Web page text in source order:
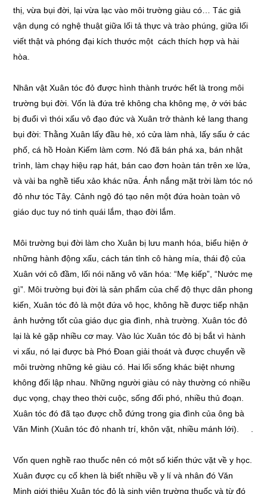
thị, vừa bụi đời, lại vừa lạc vào môi trường giàu có… Tác giả
vận dụng có nghệ thuật giữa lối tả thực và trào phúng, giữa lối
viết thật và phóng đại kích thước một cách thích hợp và hài
hòa.
Nhân vật Xuân tóc đỏ được hình thành trước hết là trong môi
trường bụi đời. Vốn là đứa trẻ không cha không mẹ, ở với bác
bị đuổi vì thói xấu vô đạo đức và Xuân trở thành kẻ lang thang
bụi đời: Thằng Xuân lấy đầu hè, xó cửa làm nhà, lấy sấu ở các
phố, cá hồ Hoàn Kiếm làm cơm. Nó đã bán phá xa, bán nhật
trình, làm chạy hiệu rạp hát, bán cao đơn hoàn tán trên xe lửa,
và vài ba nghề tiếu xảo khác nữa. Ánh nắng mặt trời làm tóc nó
đỏ như tóc Tây. Cảnh ngộ đó tạo nên một đứa hoàn toàn vô
giáo dục tuy nó tinh quái lắm, thạo đời lắm.
Môi trường bụi đời làm cho Xuân bị lưu manh hóa, biểu hiện ở
những hành động xấu, cách tán tỉnh cô hàng mía, thái độ của
Xuân với cô đầm, lối nói năng vô văn hóa: “Mẹ kiếp”, “Nước mẹ
gì”. Môi trường bụi đời là sản phẩm của chế độ thực dân phong
kiến, Xuân tóc đỏ là một đứa vô học, không hề được tiếp nhận
ảnh hưởng tốt của giáo dục gia đình, nhà trường. Xuân tóc đỏ
lại là kẻ gặp nhiều cơ may. Vào lúc Xuân tóc đỏ bị bắt vì hành
vi xấu, nó lại được bà Phó Đoan giải thoát và được chuyển về
môi trường những kẻ giàu có. Hai lối sống khác biệt nhưng
không đối lập nhau. Những người giàu có này thường có nhiều
dục vọng, chạy theo thời cuộc, sống đối phó, nhiều thủ đoạn.
Xuân tóc đó đã tạo được chỗ đứng trong gia đình của ông bà
Văn Minh (Xuân tóc đỏ nhanh trí, khôn vặt, nhiều mánh lới). .
Vốn quen nghề rao thuốc nên có một số kiến thức vặt về y học.
Xuân được cụ cố khen là biết nhiều về y lí và nhân đó Văn
Minh giới thiệu Xuân tóc đỏ là sinh viên trường thuốc và từ đó